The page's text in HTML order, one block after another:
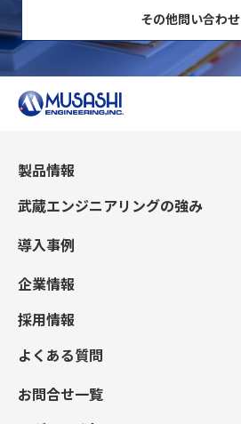
その他問い合わせ
製品情報
武蔵エンジニアリングの強み
導入事例
企業情報
採用情報
よくある質問
お問合せ一覧